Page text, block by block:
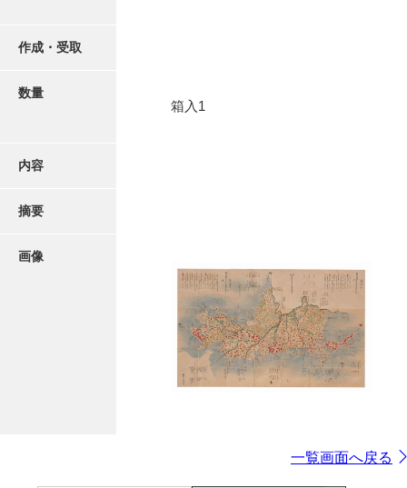
作成・受取
数量
箱入1
内容
摘要
画像
一覧画面へ戻る